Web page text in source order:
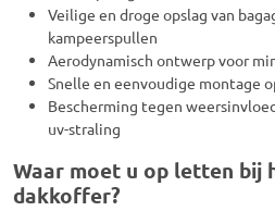
Veilige en droge opslag van
kampeerspullen
Aerodynamisch ontwerp voor
Snelle en eenvoudige montage
Bescherming tegen
uv-straling
Waar moet u op letten bij
dakkoffer?